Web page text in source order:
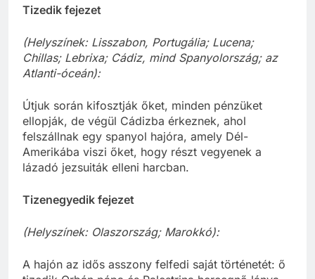
Tizedik fejezet
(Helyszínek: Lisszabon, Portugália; Lucena;
Chillas; Lebrixa; Cádiz, mind Spanyolország; az
Atlanti-óceán):
Útjuk során kifosztják őket, minden pénzüket
ellopják, de végül Cádizba érkeznek, ahol
felszállnak egy spanyol hajóra, amely Dél-
Amerikába viszi őket, hogy részt vegyenek a
lázadó jezsuiták elleni harcban.
Tizenegyedik fejezet
(Helyszínek: Olaszország; Marokkó):
A hajón az idős asszony felfedi saját történetét: ő